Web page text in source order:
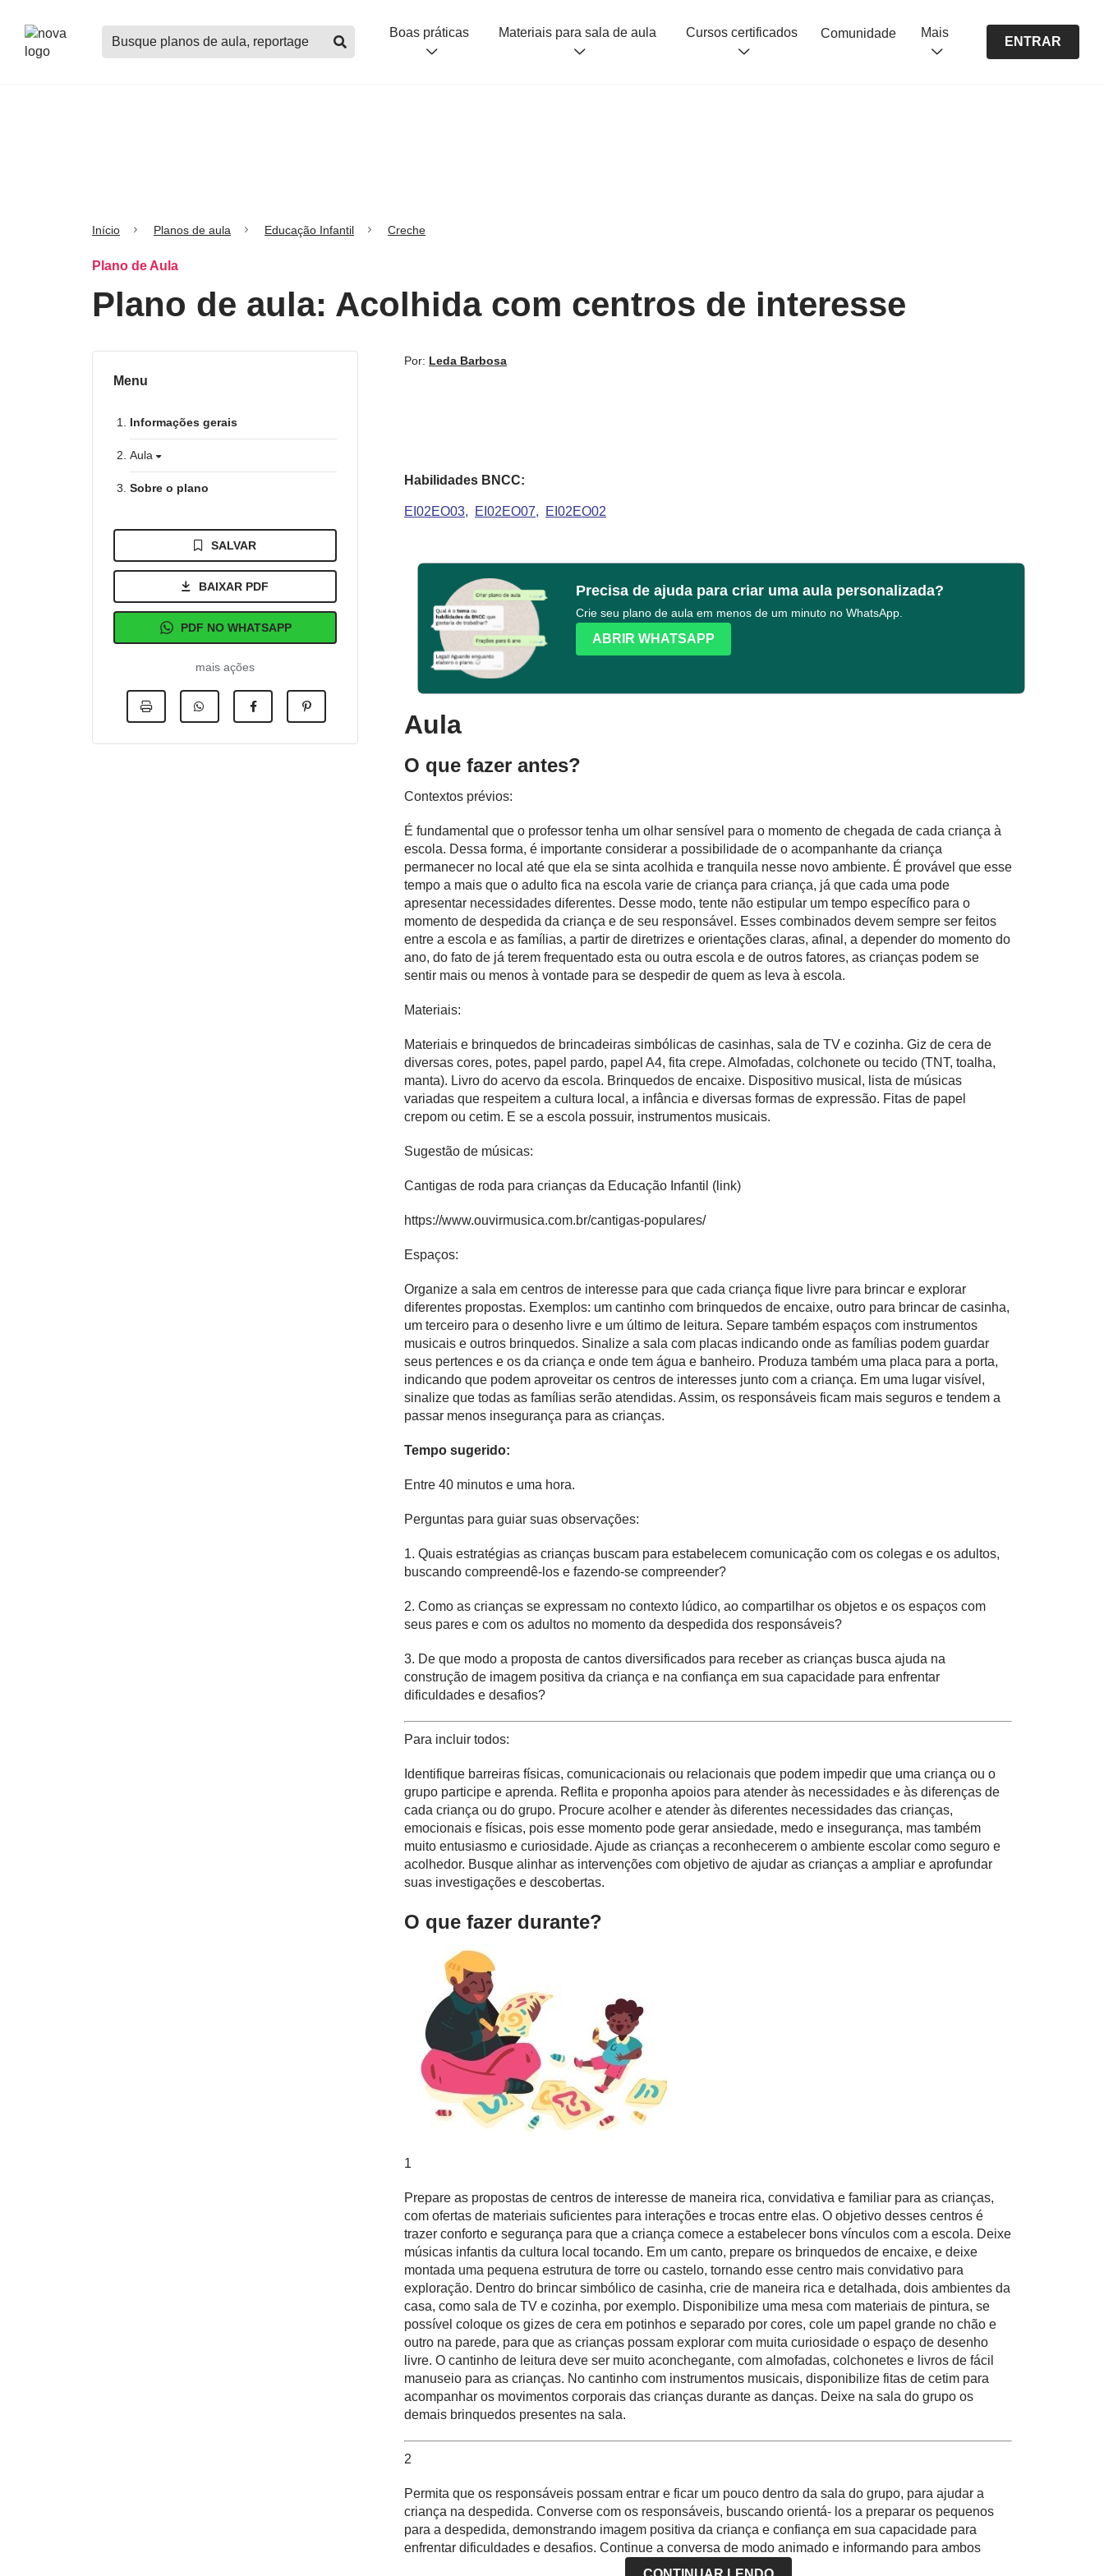
Buscar
planos
Boas práticas Materiais para sala de aula Cursos certificados Comunidade Mais
ENTRAR
Início Planos de aula Educação Infantil Creche
Plano de Aula
Plano de aula: Acolhida com centros de interesse
Menu
Informações gerais
Aula
Sobre o plano
SALVAR
BAIXAR PDF
PDF NO WHATSAPP
mais ações
Por: Leda Barbosa
Habilidades BNCC:
EI02EO03 EI02EO07 EI02EO02
Precisa de ajuda para criar uma aula personalizada?
Crie seu plano de aula em menos de um minuto no WhatsApp.
ABRIR WHATSAPP
Aula
O que fazer antes?
Contextos prévios:
É fundamental que o professor tenha um olhar sensível para o momento de chegada de cada criança à
escola. Dessa forma, é importante considerar a possibilidade de o acompanhante da criança
permanecer no local até que ela se sinta acolhida e tranquila nesse novo ambiente. É provável que esse
tempo a mais que o adulto fica na escola varie de criança para criança, já que cada uma pode
apresentar necessidades diferentes. Desse modo, tente não estipular um tempo específico para o
momento de despedida da criança e de seu responsável. Esses combinados devem sempre ser feitos
entre a escola e as famílias, a partir de diretrizes e orientações claras, afinal, a depender do momento do
ano, do fato de já terem frequentado esta ou outra escola e de outros fatores, as crianças podem se
sentir mais ou menos à vontade para se despedir de quem as leva à escola.
Materiais:
Materiais e brinquedos de brincadeiras simbólicas de casinhas, sala de TV e cozinha. Giz de cera de
diversas cores, potes, papel pardo, papel A4, fita crepe. Almofadas, colchonete ou tecido (TNT, toalha,
manta). Livro do acervo da escola. Brinquedos de encaixe. Dispositivo musical, lista de músicas
variadas que respeitem a cultura local, a infância e diversas formas de expressão. Fitas de papel
crepom ou cetim. E se a escola possuir, instrumentos musicais.
Sugestão de músicas:
Cantigas de roda para crianças da Educação Infantil (link)
https://www.ouvirmusica.com.br/cantigas-populares/
Espaços:
Organize a sala em centros de interesse para que cada criança fique livre para brincar e explorar
diferentes propostas. Exemplos: um cantinho com brinquedos de encaixe, outro para brincar de casinha,
um terceiro para o desenho livre e um último de leitura. Separe também espaços com instrumentos
musicais e outros brinquedos. Sinalize a sala com placas indicando onde as famílias podem guardar
seus pertences e os da criança e onde tem água e banheiro. Produza também uma placa para a porta,
indicando que podem aproveitar os centros de interesses junto com a criança. Em uma lugar visível,
sinalize que todas as famílias serão atendidas. Assim, os responsáveis ficam mais seguros e tendem a
passar menos insegurança para as crianças.
Tempo sugerido:
Entre 40 minutos e uma hora.
Perguntas para guiar suas observações:
1. Quais estratégias as crianças buscam para estabelecem comunicação com os colegas e os adultos,
buscando compreendê-los e fazendo-se compreender?
2. Como as crianças se expressam no contexto lúdico, ao compartilhar os objetos e os espaços com
seus pares e com os adultos no momento da despedida dos responsáveis?
3. De que modo a proposta de cantos diversificados para receber as crianças busca ajuda na
construção de imagem positiva da criança e na confiança em sua capacidade para enfrentar
dificuldades e desafios?
Para incluir todos:
Identifique barreiras físicas, comunicacionais ou relacionais que podem impedir que uma criança ou o
grupo participe e aprenda. Reflita e proponha apoios para atender às necessidades e às diferenças de
cada criança ou do grupo. Procure acolher e atender às diferentes necessidades das crianças,
emocionais e físicas, pois esse momento pode gerar ansiedade, medo e insegurança, mas também
muito entusiasmo e curiosidade. Ajude as crianças a reconhecerem o ambiente escolar como seguro e
acolhedor. Busque alinhar as intervenções com objetivo de ajudar as crianças a ampliar e aprofundar
suas investigações e descobertas.
O que fazer durante?
1
Prepare as propostas de centros de interesse de maneira rica, convidativa e familiar para as crianças,
com ofertas de materiais suficientes para interações e trocas entre elas. O objetivo desses centros é
trazer conforto e segurança para que a criança comece a estabelecer bons vínculos com a escola. Deixe
músicas infantis da cultura local tocando. Em um canto, prepare os brinquedos de encaixe, e deixe
montada uma pequena estrutura de torre ou castelo, tornando esse centro mais convidativo para
exploração. Dentro do brincar simbólico de casinha, crie de maneira rica e detalhada, dois ambientes da
casa, como sala de TV e cozinha, por exemplo. Disponibilize uma mesa com materiais de pintura, se
possível coloque os gizes de cera em potinhos e separado por cores, cole um papel grande no chão e
outro na parede, para que as crianças possam explorar com muita curiosidade o espaço de desenho
livre. O cantinho de leitura deve ser muito aconchegante, com almofadas, colchonetes e livros de fácil
manuseio para as crianças. No cantinho com instrumentos musicais, disponibilize fitas de cetim para
acompanhar os movimentos corporais das crianças durante as danças. Deixe na sala do grupo os
demais brinquedos presentes na sala.
2
Permita que os responsáveis possam entrar e ficar um pouco dentro da sala do grupo, para ajudar a
criança na despedida. Converse com os responsáveis, buscando orientá- los a preparar os pequenos
para a despedida, demonstrando imagem positiva da criança e confiança em sua capacidade para
enfrentar dificuldades e desafios. Continue a conversa de modo animado e informando para ambos
sobre como será o dia na escola, sempre buscando trazer conforto. Observe atentamente os olhares das